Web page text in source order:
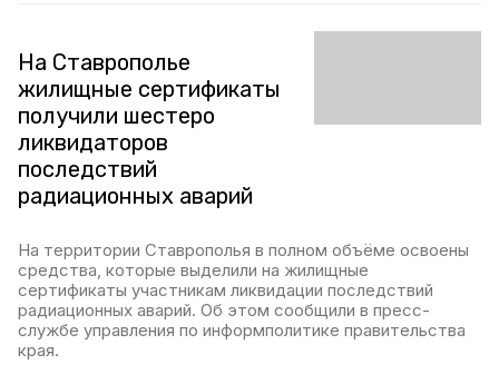
На Ставрополье
жилищные сертификаты
получили шестеро
ликвидаторов
последствий
радиационных аварий
На территории Ставрополья в полном объёме освоены
средства, которые выделили на жилищные
сертификаты участникам ликвидации последствий
радиационных аварий. Об этом сообщили в пресс-
службе управления по информполитике правительства
края.